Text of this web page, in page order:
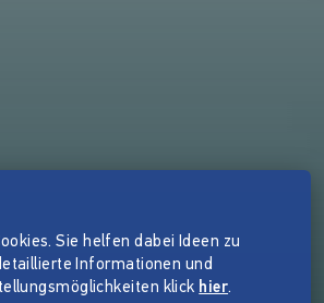
Sie helfen dabei Ideen zu
Informationen und
klick hier.